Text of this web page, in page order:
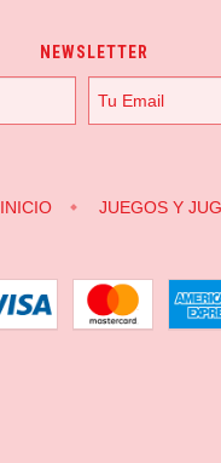
NEWSLETTER
INICIO JUEGOS Y